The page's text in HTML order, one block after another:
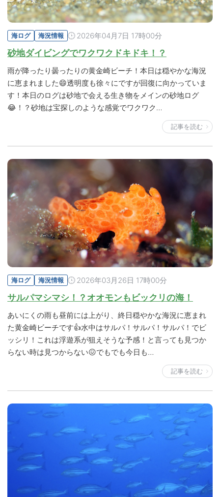
海ログ 海況情報 2026年04月7日 17時00分
砂地ダイビングでワクワクドキドキ！？
雨が降ったり曇ったりの黄金崎ビーチ！本日は穏やかな海況
に恵まれました😄透明度も徐々にですが回復に向かっていま
す！本日のログは砂地で会える生き物をメインの砂地ログ
😂！？砂地は宝探しのような感覚でワクワク…
記事を読む
海ログ 海況情報 2026年03月26日 17時00分
サルパマシマシ！？オオモンもビックリの海！
あいにくの雨も昼前には上がり、終日穏やかな海況に恵まれ
た黄金崎ビーチです👍水中はサルパ！サルパ！サルパ！でビ
ッシリ！これは浮遊系が狙えそうな予感！と言っても見つか
らない時は見つからない😖でもでも今日も…
記事を読む